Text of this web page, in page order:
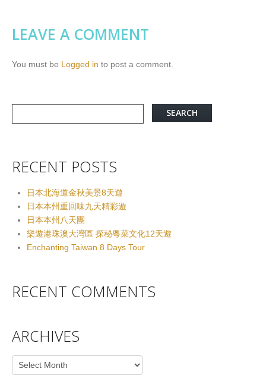
LEAVE A COMMENT
You must be Logged in to post a comment.
RECENT POSTS
日本北海道金秋美景8天遊
日本本州重回味九天精彩遊
日本本州八天團
樂遊港珠澳大灣區 探秘粵菜文化12天遊
Enchanting Taiwan 8 Days Tour
RECENT COMMENTS
ARCHIVES
Archives